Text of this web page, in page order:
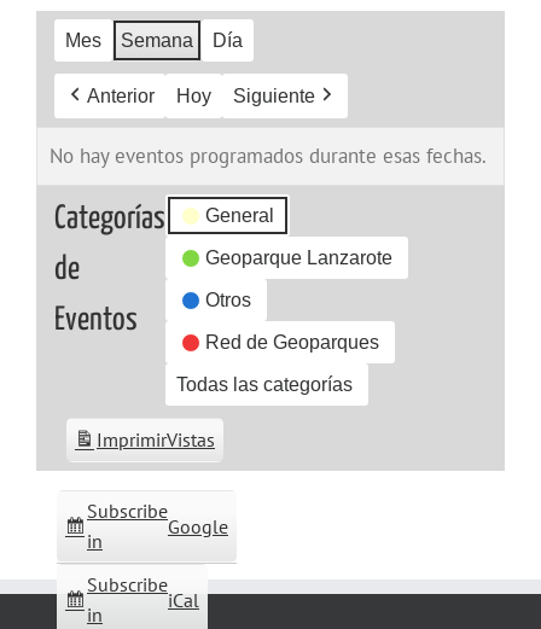
Mes Semana Día
Anterior Hoy Siguiente
No hay eventos programados durante esas fechas.
Categorías
de
Eventos
General
Geoparque Lanzarote
Otros
Red de Geoparques
Todas las categorías
Subscribe
in
Google
Subscribe
in
iCal
ImprimirVistas